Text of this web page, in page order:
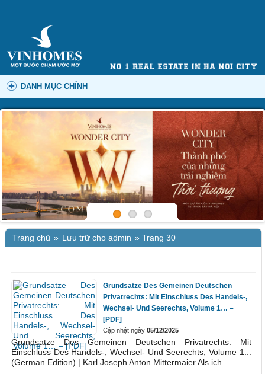
DANH MỤC CHÍNH
Trang chủ » Lưu trữ cho admin » Trang 30
Grundsatze Des Gemeinen Deutschen
Privatrechts: Mit Einschluss Des Handels-,
Wechsel- Und Seerechts, Volume 1… –
[PDF]
Cập nhật ngày 05/12/2025
Grundsatze Des Gemeinen Deutschen Privatrechts: Mit
Einschluss Des Handels-, Wechsel- Und Seerechts, Volume 1...
(German Edition) | Karl Joseph Anton Mittermaier Als ich ...